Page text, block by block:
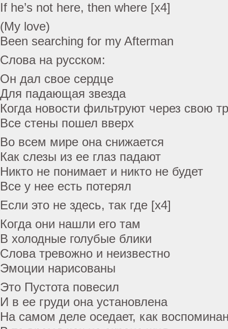
If he’s not here, then where [x4]
(My love)
Been searching for my Afterman
Слова на русском:
Он дал свое сердце
Для падающая звезда
Когда новости фильтруют через свою
Все стены пошел вверх
Во всем мире она снижается
Как слезы из ее глаз падают
Никто не понимает и никто не будет
Все у нее есть потерял
Если это не здесь, так где [x4]
Когда они нашли его там
В холодные голубые блики
Слова тревожно и неизвестно
Эмоции нарисованы
Это Пустота повесил
И в ее груди она установлена
На самом деле оседает, как